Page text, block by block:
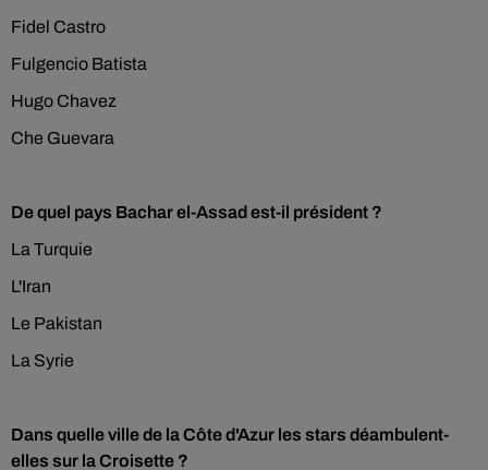
Fidel Castro
Fulgencio Batista
Hugo Chavez
Che Guevara
De quel pays Bachar el-Assad est-il président ?
La Turquie
L'Iran
Le Pakistan
La Syrie
Dans quelle ville de la Côte d'Azur les stars déambulent-
elles sur la Croisette ?